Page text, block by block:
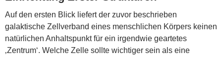
Auf den ersten Blick liefert der zuvor beschrieben
galaktische Zellverband eines menschlichen Körpers keinen
natürlichen Anhaltspunkt für ein irgendwie geartetes
‚Zentrum‘. Welche Zelle sollte wichtiger sein als eine